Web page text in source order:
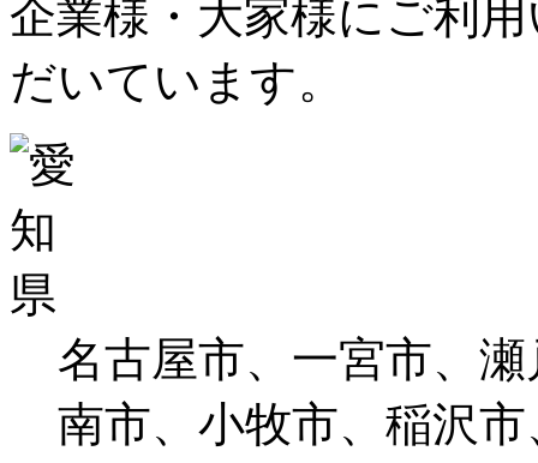
名古屋市、一宮市、
南市、小牧市、稲沢